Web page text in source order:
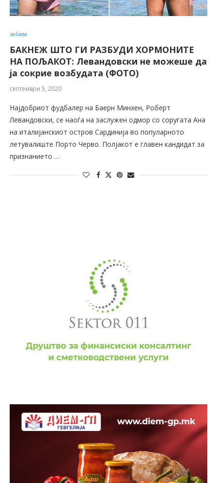
забава
БАКНЕЖ ШТО ГИ РАЗБУДИ ХОРМОНИТЕ
НА ПОЉАКОТ: Левандовски не можеше да
ја сокрие возбудата (ФОТО)
септември 5, 2020
Најдобриот фудбалер на Баерн Минхен, Роберт
Левандовски, се наоѓа на заслужен одмор со соругата Ана
на италијанскиот остров Сардинија во популарното
летувалиште Порто Черво. Полјакот е главен кандидат за
признанието …